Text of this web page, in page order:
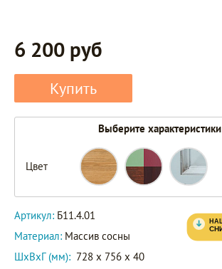
6 200 руб
Купить
Выберите характеристики
Цвет
Артикул: Б11.4.01
Материал: Массив сосны
ШxВxГ (мм): 728 x 756 x 40